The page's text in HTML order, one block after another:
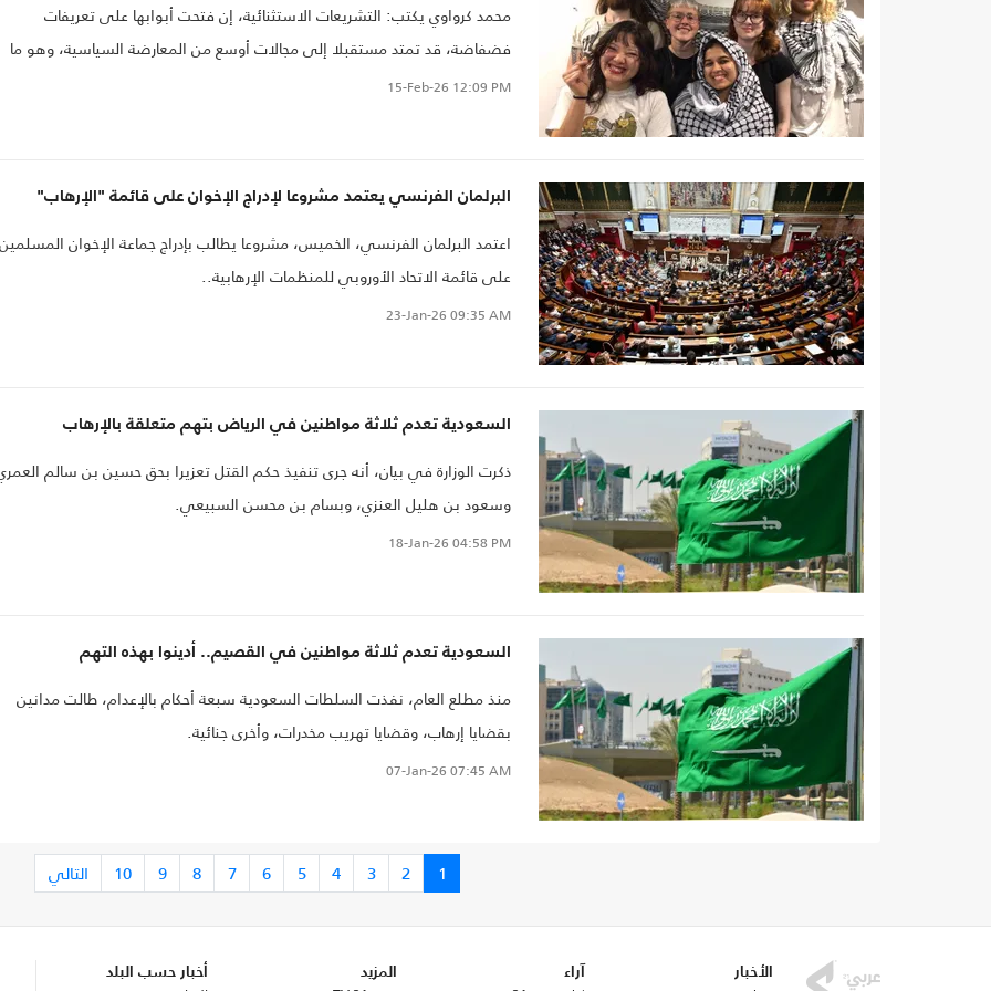
محمد كرواوي يكتب: التشريعات الاستثنائية، إن فتحت أبوابها على تعريفات
فضفاضة، قد تمتد مستقبلا إلى مجالات أوسع من المعارضة السياسية، وهو ما
يجعل من مهمة المحكمة حماية الحدود التعريفية، لا الدخول في تقديرات السلطة
15-Feb-26 12:09 PM
البرلمان الفرنسي يعتمد مشروعا لإدراج الإخوان على قائمة "الإرهاب"
اعتمد البرلمان الفرنسي، الخميس، مشروعا يطالب بإدراج جماعة الإخوان المسلمين
على قائمة الاتحاد الأوروبي للمنظمات الإرهابية..
23-Jan-26 09:35 AM
السعودية تعدم ثلاثة مواطنين في الرياض بتهم متعلقة بالإرهاب
ذكرت الوزارة في بيان، أنه جرى تنفيذ حكم القتل تعزيرا بحق حسين بن سالم
وسعود بن هليل العنزي، وبسام بن محسن السبيعي.
18-Jan-26 04:58 PM
السعودية تعدم ثلاثة مواطنين في القصيم.. أدينوا بهذه التهم
منذ مطلع العام، نفذت السلطات السعودية سبعة أحكام بالإعدام، طالت مدانين
بقضايا إرهاب، وقضايا تهريب مخدرات، وأخرى جنائية.
07-Jan-26 07:45 AM
1
2
3
4
5
6
7
8
9
10 التالي
الأخبار آراء المزيد أخبار حسب البلد